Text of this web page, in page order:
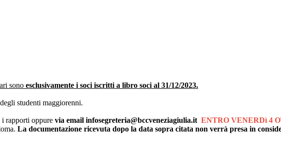
sono esclusivamente i soci iscritti a libro soci al 31/12/2023.
studenti maggiorenni.
rapporti oppure via email infosegreteria@bccveneziagiulia.it ENTRO VENERDì 4
La documentazione ricevuta dopo la data sopra citata non verrà presa in